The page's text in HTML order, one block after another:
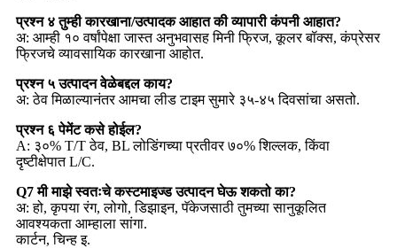
प्रश्न ४ तुम्ही कारखाना/उत्पादक आहात की व्यापारी कंपनी आहात?
अ: आम्ही १० वर्षांपेक्षा जास्त अनुभवासह मिनी फ्रिज, कूलर बॉक्स, कंप्रेसर
फ्रिजचे व्यावसायिक कारखाना आहोत.
प्रश्न ५ उत्पादन वेळेबद्दल काय?
अ: ठेव मिळाल्यानंतर आमचा लीड टाइम सुमारे ३५-४५ दिवसांचा असतो.
प्रश्न ६ पेमेंट कसे होईल?
A: ३०% T/T ठेव, BL लोडिंगच्या प्रतीवर ७०% शिल्लक, किंवा
दृष्टीक्षेपात L/C.
Q7 मी माझे स्वतःचे कस्टमाइज्ड उत्पादन घेऊ शकतो का?
अ: हो, कृपया रंग, लोगो, डिझाइन, पॅकेजसाठी तुमच्या सानुकूलित
आवश्यकता आम्हाला सांगा.
कार्टन, चिन्ह इ.